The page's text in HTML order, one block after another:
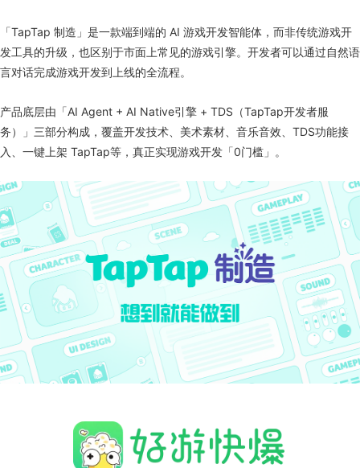
「TapTap 制造」是一款端到端的 AI 游戏开发智能体，而非传统游戏开
发工具的升级，也区别于市面上常见的游戏引擎。开发者可以通过自然语
言对话完成游戏开发到上线的全流程。
产品底层由「AI Agent + AI Native引擎 + TDS（TapTap开发者服
务）」三部分构成，覆盖开发技术、美术素材、音乐音效、TDS功能接
入、一键上架 TapTap等，真正实现游戏开发「0门槛」。